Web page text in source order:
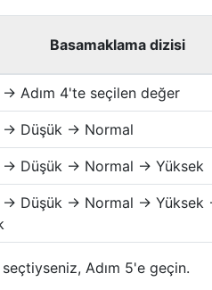
Basamaklama dizisi
→ Adım 4'te seçilen değer
→ Düşük → Normal
→ Düşük → Normal → Yüksek
→ Düşük → Normal → Yüksek
Adım 5'e geçin.